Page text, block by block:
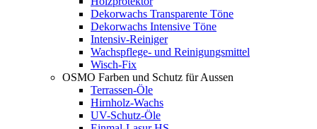
Dekorwachs Transparente Töne
Dekorwachs Intensive Töne
Intensiv-Reiniger
Wachspflege- und Reinigungsmittel
Wisch-Fix
OSMO Farben und Schutz für Aussen
Terrassen-Öle
Hirnholz-Wachs
UV-Schutz-Öle